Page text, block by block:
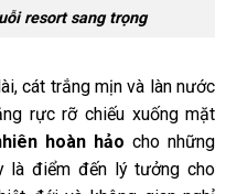
resort sang trọng
cát trắng mịn và làn nước
rực rỡ chiếu xuống mặt
hoàn hảo cho những
là điểm đến lý tưởng cho